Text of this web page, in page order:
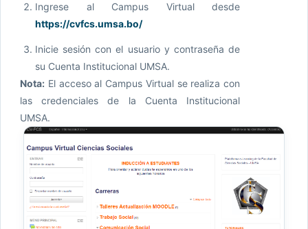
Ingrese al Campus Virtual desde
https://cvfcs.umsa.bo/
Inicie sesión con el usuario y contraseña de
su Cuenta Institucional UMSA.
Nota: El acceso al Campus Virtual se realiza con
las credenciales de la Cuenta Institucional
UMSA.